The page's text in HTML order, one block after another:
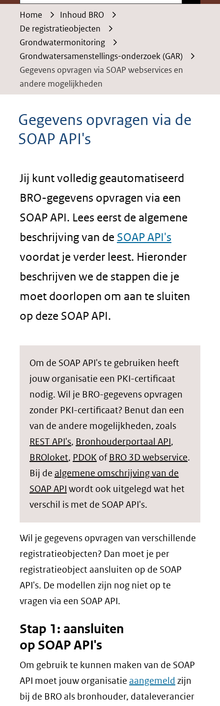
Home
Inhoud BRO
De registratieobjecten
Grondwatermonitoring
Grondwatersamenstellings-onderzoek (GAR)
Gegevens opvragen via SOAP webservices en
andere mogelijkheden
Gegevens opvragen via de
SOAP API's
Jij kunt volledig geautomatiseerd
BRO-gegevens opvragen via een
SOAP API. Lees eerst de algemene
beschrijving van de SOAP API's
voordat je verder leest. Hieronder
beschrijven we de stappen die je
moet doorlopen om aan te sluiten
op deze SOAP API.
Om de SOAP API's te gebruiken heeft
jouw organisatie een PKI-certificaat
nodig. Wil je BRO-gegevens opvragen
zonder PKI-certificaat? Benut dan een
van de andere mogelijkheden, zoals
REST API's, Bronhouderportaal API,
BROloket, PDOK of BRO 3D webservice.
Bij de algemene omschrijving van de
SOAP API wordt ook uitgelegd wat het
verschil is met de SOAP API's.
Wil je gegevens opvragen van verschillende
registratieobjecten? Dan moet je per
registratieobject aansluiten op de SOAP
API's. De modellen zijn nog niet op te
vragen via een SOAP API.
Stap 1: aansluiten
op SOAP API's
Om gebruik te kunnen maken van de SOAP
API moet jouw organisatie aangemeld zijn
bij de BRO als bronhouder, dataleverancier